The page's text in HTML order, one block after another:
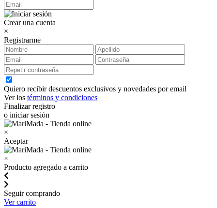
Crear una cuenta
×
Registrarme
Quiero recibir descuentos exclusivos y novedades por email
Ver los términos y condiciones
Finalizar registro
o iniciar sesión
×
Aceptar
×
Producto agregado a carrito
Seguir comprando
Ver carrito